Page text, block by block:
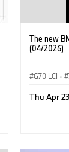
The new
(04/2026)
G70 LCI ·
M モデル
Thu Apr